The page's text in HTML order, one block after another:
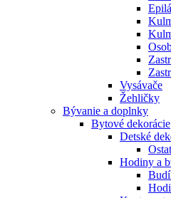
Vysávače
Žehličky
Bývanie a doplnky
Bytové dekorácie
Detské
Hodiny a